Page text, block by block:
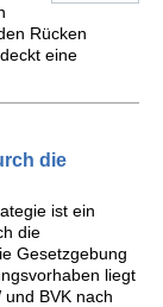
Rücken
eine
die
ist ein
die
Gesetzgebung
liegt
BVK nach